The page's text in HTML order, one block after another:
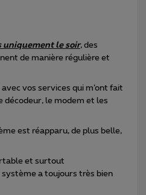
uniquement le soir, des
de manière régulière et
avec vos services qui m’ont fait
décodeur, le modem et les
est réapparu, de plus belle,
et surtout
a toujours très bien